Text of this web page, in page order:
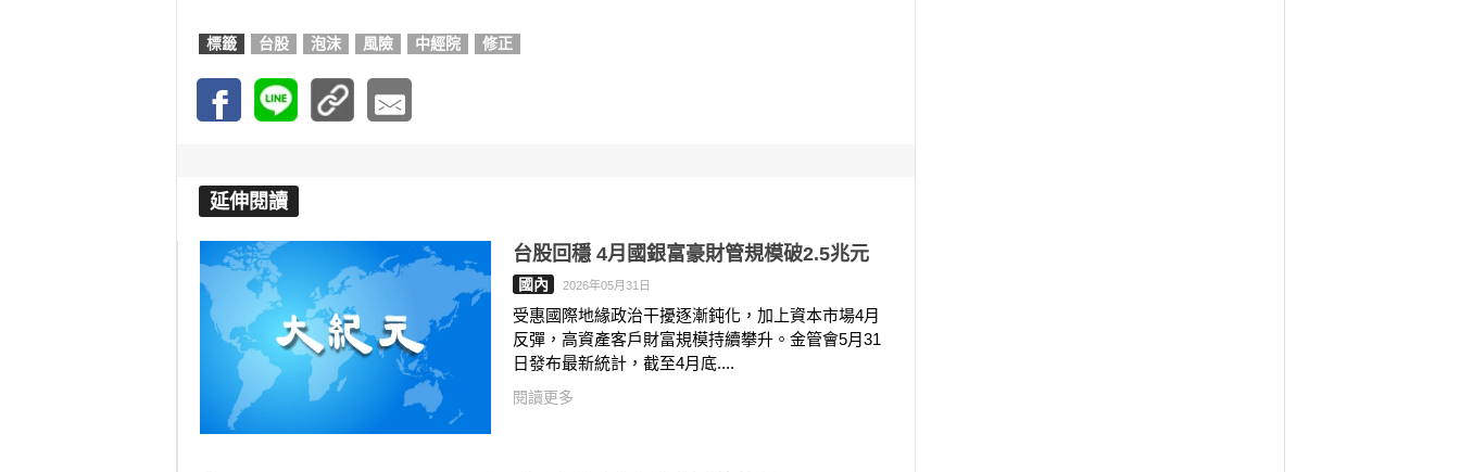
標籤 台股 泡沫 風險 中經院 修正
延伸閱讀
台股回穩 4月國銀富豪財管規模破2.5兆元
國內 2026年05月31日
受惠國際地緣政治干擾逐漸鈍化，加上資本市場4月
反彈，高資產客戶財富規模持續攀升。金管會5月31
日發布最新統計，截至4月底....
閱讀更多